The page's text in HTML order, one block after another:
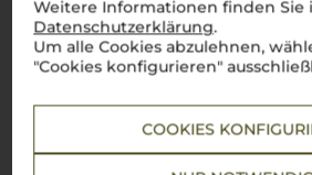
Weitere Informationen finden Sie
Datenschutzerklärung.
Um alle Cookies abzulehnen,
"Cookies konfigurieren"
COOKIES
Über die Rebsorte
Sangiovese
und unverwechselbar